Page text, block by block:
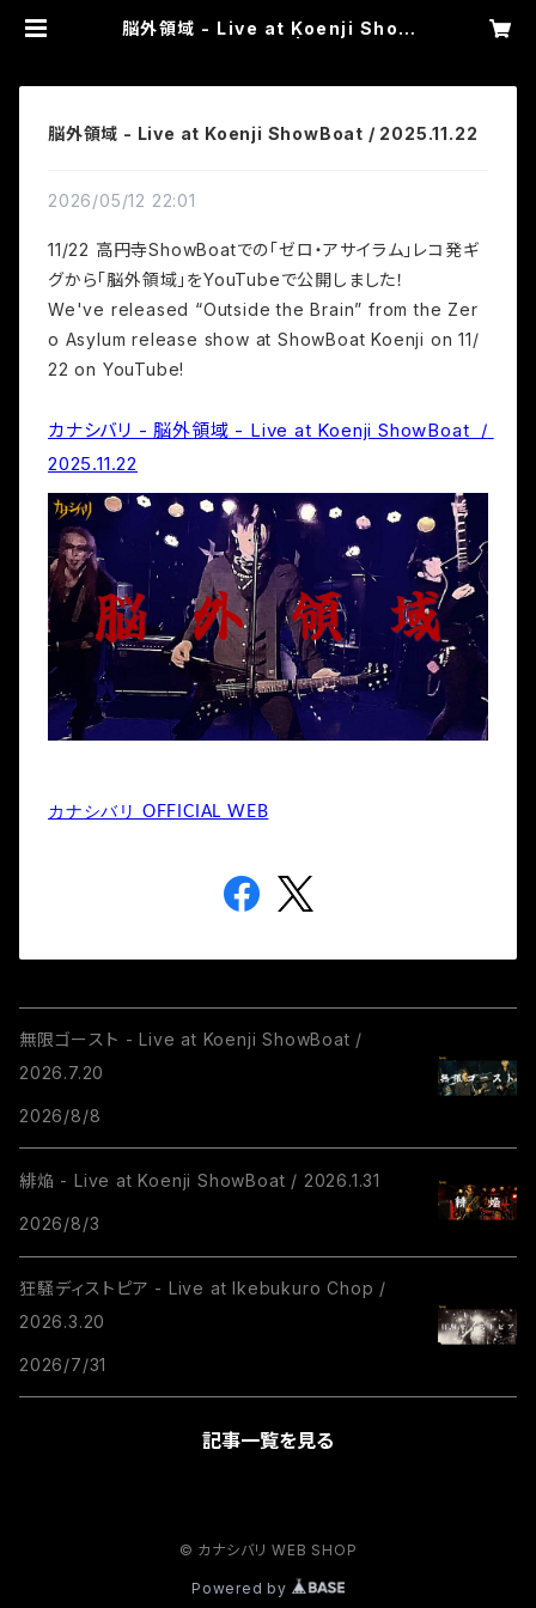
脳外領域 - Live at Koenji Show
脳外領域 - Live at Koenji ShowBoat / 2025.11.22
2026/05/12 22:01
11/22 高円寺ShowBoatでの「ゼロ・アサイラム」レコ発ギ
グから「脳外領域」をYouTubeで公開しました！
We've released “Outside the Brain” from the Zer
o Asylum release show at ShowBoat Koenji on 11/
22 on YouTube!
カナシバリ - 脳外領域 - Live at Koenji ShowBoat  /
2025.11.22
カナシバリ OFFICIAL WEB
無限ゴースト - Live at Koenji ShowBoat /
2026.7.20
2026/8/8
緋焔 - Live at Koenji ShowBoat / 2026.1.31
2026/8/3
狂騒ディストピア - Live at Ikebukuro Chop /
2026.3.20
2026/7/31
記事一覧を見る
© カナシバリ WEB SHOP
Powered by